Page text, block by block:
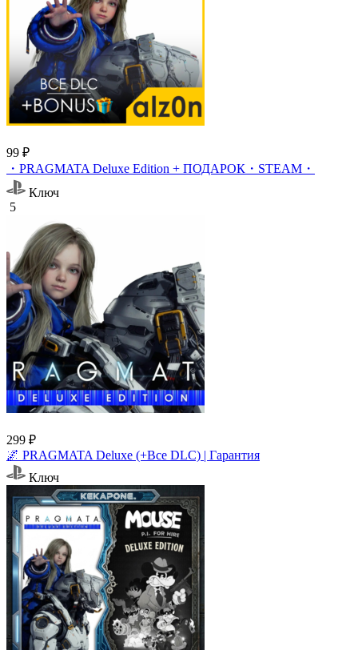
99 ₽
・PRAGMATA Deluxe Edition + ПОДАРОК・STEAM・
Ключ
5
299 ₽
🌌 PRAGMATA Deluxe (+Все DLC) | Гарантия
Ключ